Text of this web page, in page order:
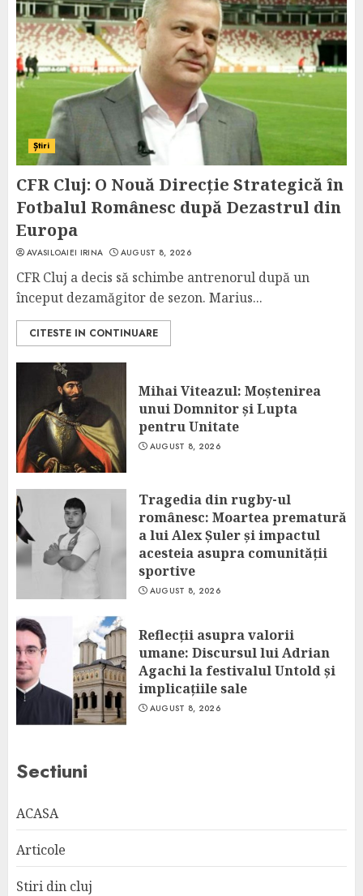
Știri
CFR Cluj: O Nouă Direcție Strategică în
Fotbalul Românesc după Dezastrul din
Europa
AVASILOAIEI IRINA AUGUST 8, 2026
CFR Cluj a decis să schimbe antrenorul după un
început dezamăgitor de sezon. Marius...
CITESTE IN CONTINUARE
Mihai Viteazul: Moștenirea
unui Domnitor și Lupta
pentru Unitate
AUGUST 8, 2026
Tragedia din rugby-ul
românesc: Moartea prematură
a lui Alex Șuler și impactul
acesteia asupra comunității
sportive
AUGUST 8, 2026
Reflecții asupra valorii
umane: Discursul lui Adrian
Agachi la festivalul Untold și
implicațiile sale
AUGUST 8, 2026
Sectiuni
ACASA
Articole
Stiri din cluj